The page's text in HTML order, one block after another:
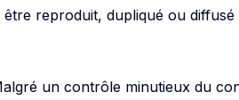
reproduit, dupliqué ou
un contrôle minutieux du